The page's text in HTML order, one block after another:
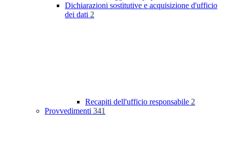
Dichiarazioni sostitutive e acquisizione d'ufficio
dei dati 2
Recapiti dell'ufficio responsabile 2
Provvedimenti 341